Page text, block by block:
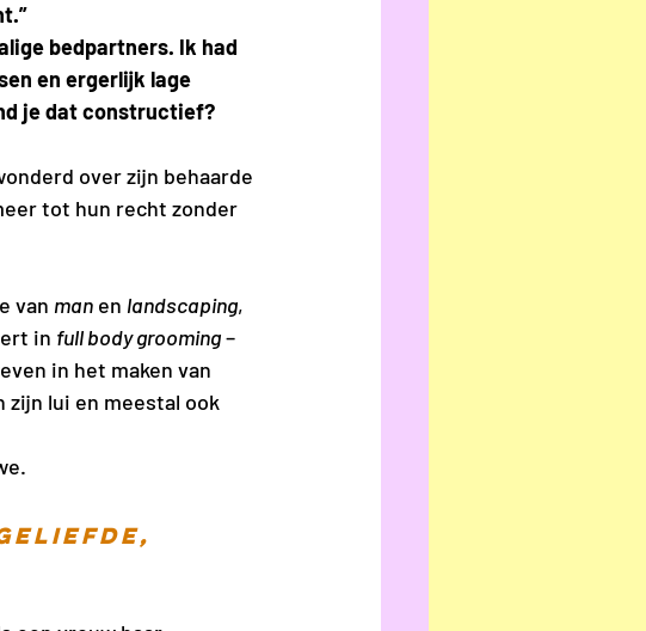
bedpartners. Ik had
en ergerlijk lage
je dat constructief?
over zijn behaarde
tot hun recht zonder
van man en landscaping,
in full body grooming –
in het maken van
zijn lui en meestal ook